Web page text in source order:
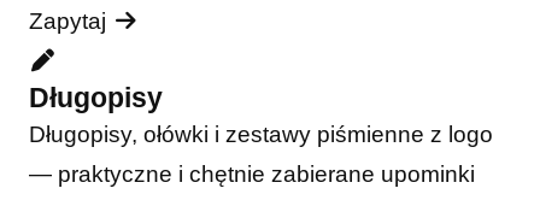
Zapytaj
Długopisy
Długopisy, ołówki i zestawy piśmienne z logo
— praktyczne i chętnie zabierane upominki